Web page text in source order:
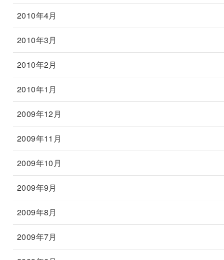
2010年4月
2010年3月
2010年2月
2010年1月
2009年12月
2009年11月
2009年10月
2009年9月
2009年8月
2009年7月